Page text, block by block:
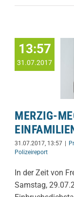
13:57
31.07.2017
MERZIG-
31.07.2017, 13:57
Polizeireport
In der Zeit von
Samstag,